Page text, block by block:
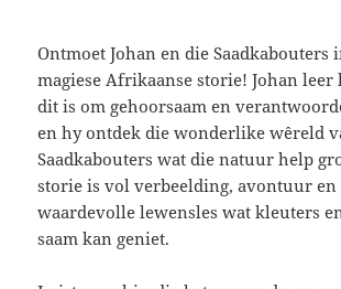
Ontmoet Johan en die Saadkabouters
magiese Afrikaanse storie! Johan
dit is om gehoorsaam en
en hy ontdek die wonderlike wêreld
Saadkabouters wat die natuur help
storie is vol verbeelding, avontuur en
waardevolle lewensles wat kleuters
saam kan geniet.